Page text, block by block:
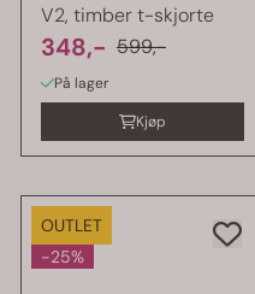
V2, timber t-skjorte
348,- 599,-
På lager
Kjøp
OUTLET
-25%